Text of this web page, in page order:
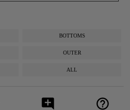
BOTTOMS
OUTER
ALL
add_comment help_outline